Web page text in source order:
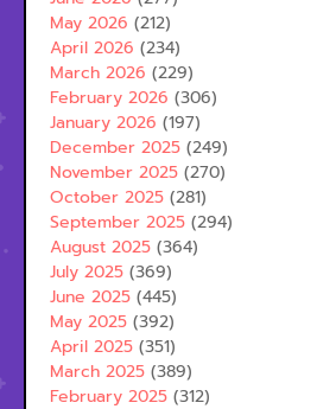
May 2026 (212)
April 2026 (234)
March 2026 (229)
February 2026 (306)
January 2026 (197)
December 2025 (249)
November 2025 (270)
October 2025 (281)
September 2025 (294)
August 2025 (364)
July 2025 (369)
June 2025 (445)
May 2025 (392)
April 2025 (351)
March 2025 (389)
February 2025 (312)